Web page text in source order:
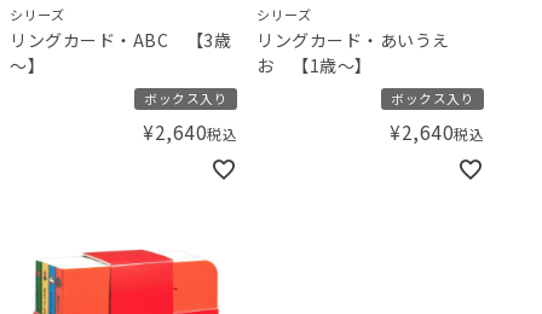
シリーズ
リングカード・ABC 【3歳
～】
ボックス入り
¥2,640税込
シリーズ
リングカード・あいうえ
お 【1歳～】
ボックス入り
¥2,640税込